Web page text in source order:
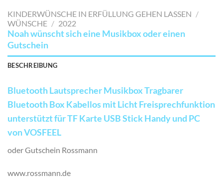
SETZEN
KINDERWÜNSCHE IN ERFÜLLUNG GEHEN LASSEN /
WÜNSCHE / 2022
Noah wünscht sich eine Musikbox oder einen
Gutschein
BESCHREIBUNG
Bluetooth Lautsprecher Musikbox Tragbarer
Bluetooth Box Kabellos mit Licht Freisprechfunktion
unterstützt für TF Karte USB Stick Handy und PC
von VOSFEEL
oder Gutschein Rossmann
www.rossmann.de